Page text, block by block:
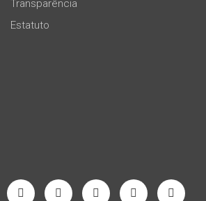
Transparência
Estatuto